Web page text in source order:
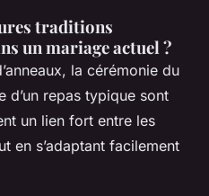
traditions
un mariage actuel ?
la cérémonie du
d’un repas typique sont
un lien fort entre les
en s’adaptant facilement